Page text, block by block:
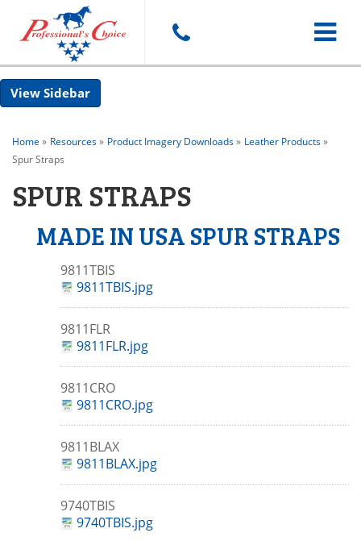
Toggle
Sidebar
Home » Resources» Product Imagery Downloads» Leather Products»
Spur Straps
SPUR STRAPS
MADE IN USA SPUR STRAPS
9811TBIS
9811TBIS.jpg
9811FLR
9811FLR.jpg
9811CRO
9811CRO.jpg
9811BLAX
9811BLAX.jpg
9740TBIS
9740TBIS.jpg